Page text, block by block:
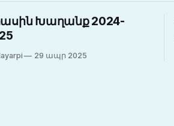
Խաղանք 2024-
29 ապր 2025